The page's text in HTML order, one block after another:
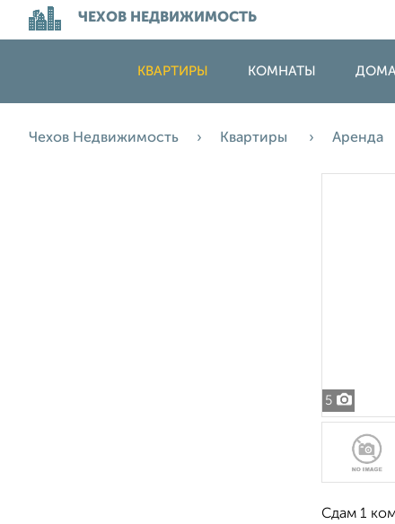
ЧЕХОВ НЕДВИЖИМОСТЬ
КВАРТИРЫ КОМНАТЫ
Чехов Недвижимость Квартиры Аренда
5
Сдам 1